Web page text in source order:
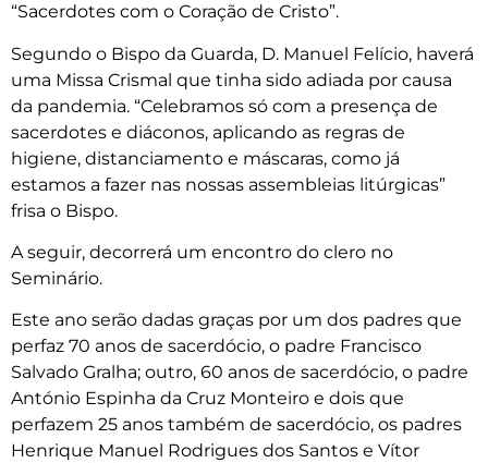
“Sacerdotes com o Coração de Cristo”.
Segundo o Bispo da Guarda, D. Manuel Felício, haverá
uma Missa Crismal que tinha sido adiada por causa
da pandemia. “Celebramos só com a presença de
sacerdotes e diáconos, aplicando as regras de
higiene, distanciamento e máscaras, como já
estamos a fazer nas nossas assembleias litúrgicas”
frisa o Bispo.
A seguir, decorrerá um encontro do clero no
Seminário.
Este ano serão dadas graças por um dos padres que
perfaz 70 anos de sacerdócio, o padre Francisco
Salvado Gralha; outro, 60 anos de sacerdócio, o padre
António Espinha da Cruz Monteiro e dois que
perfazem 25 anos também de sacerdócio, os padres
Henrique Manuel Rodrigues dos Santos e Vítor